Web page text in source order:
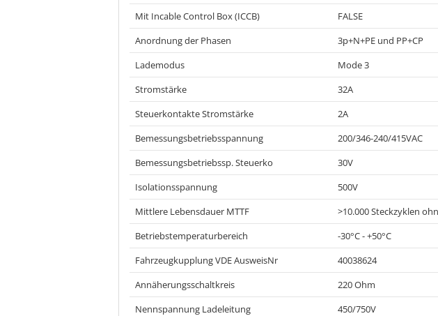
Mit Incable Control Box (ICCB)
FALSE
Anordnung der Phasen
3p+N+PE und PP+CP
Lademodus
Mode 3
Stromstärke
32A
Steuerkontakte Stromstärke
2A
Bemessungsbetriebsspannung
200/346-240/415VAC
Bemessungsbetriebssp. Steuerko
30V
Isolationsspannung
500V
Mittlere Lebensdauer MTTF
>10.000 Steckzyklen
Betriebstemperaturbereich
-30°C - +50°C
Fahrzeugkupplung VDE AusweisNr
40038624
Annäherungsschaltkreis
220 Ohm
Nennspannung Ladeleitung
450/750V